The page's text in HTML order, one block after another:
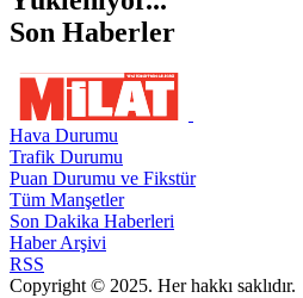
Son Haberler
Hava Durumu
Trafik Durumu
Puan Durumu ve Fikstür
Tüm Manşetler
Son Dakika Haberleri
Haber Arşivi
RSS
Copyright © 2025. Her hakkı saklıdır.